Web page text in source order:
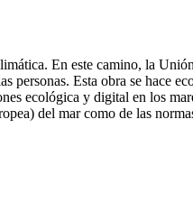
En este camino, la
Esta obra se hace
ecológica y digital en los
del mar como de las